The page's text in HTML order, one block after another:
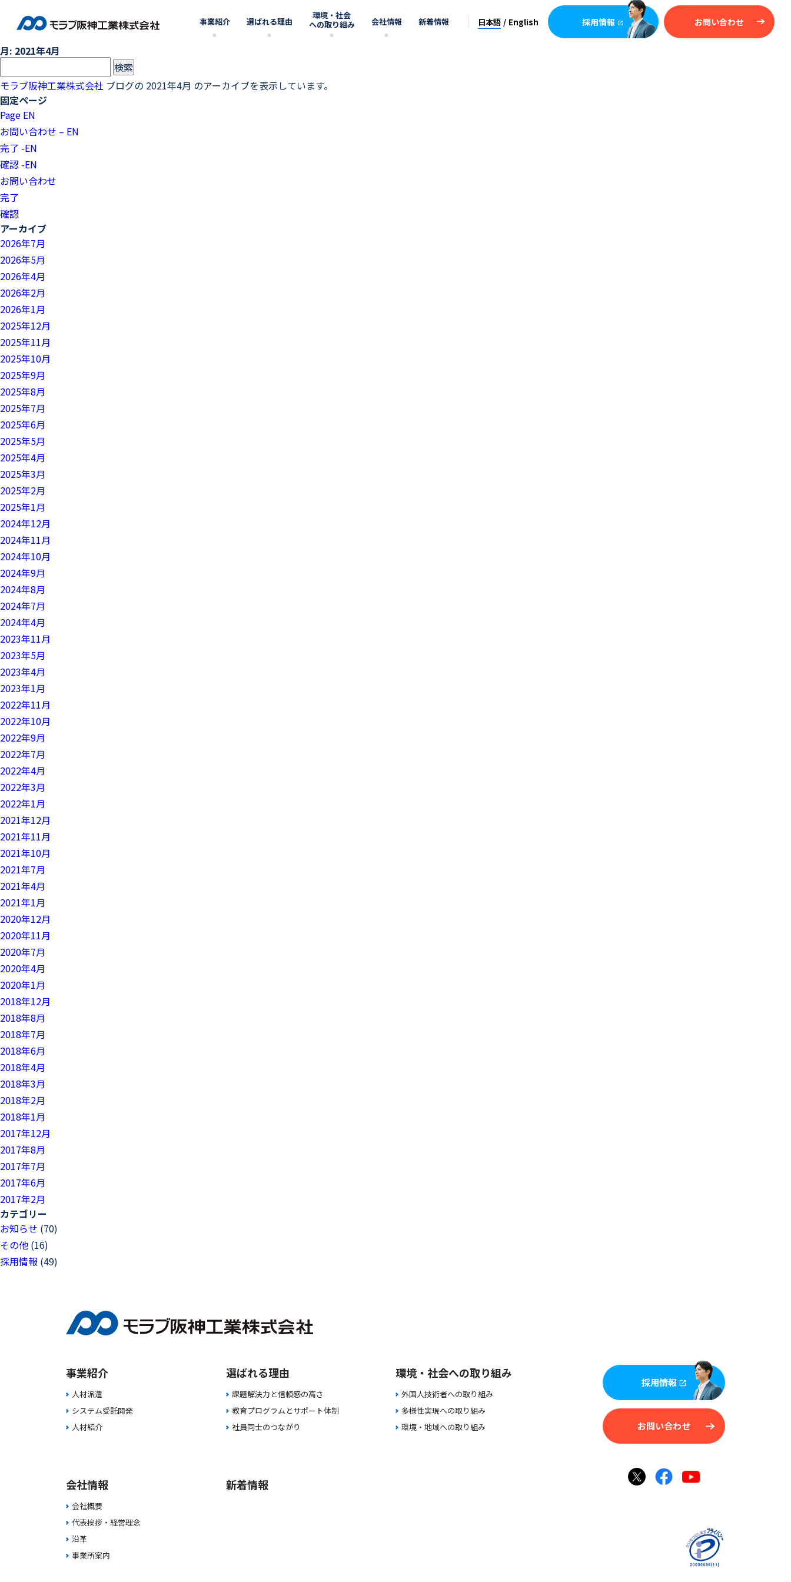
採用情報 お問い合わせ
事業紹介 選ばれる理由
環境・社会
への取り組み
会社情報 新着情報 日本語 English
月: 2021年4月
索:
モラブ阪神工業株式会社 ブログの 2021年4月 のアーカイブを表示しています。
固定ページ
Page EN
お問い合わせ – EN
完了 -EN
確認 -EN
お問い合わせ
完了
確認
アーカイブ
2026年7月
2026年5月
2026年4月
2026年2月
2026年1月
2025年12月
2025年11月
2025年10月
2025年9月
2025年8月
2025年7月
2025年6月
2025年5月
2025年4月
2025年3月
2025年2月
2025年1月
2024年12月
2024年11月
2024年10月
2024年9月
2024年8月
2024年7月
2024年4月
2023年11月
2023年5月
2023年4月
2023年1月
2022年11月
2022年10月
2022年9月
2022年7月
2022年4月
2022年3月
2022年1月
2021年12月
2021年11月
2021年10月
2021年7月
2021年4月
2021年1月
2020年12月
2020年11月
2020年7月
2020年4月
2020年1月
2018年12月
2018年8月
2018年7月
2018年6月
2018年4月
2018年3月
2018年2月
2018年1月
2017年12月
2017年8月
2017年7月
2017年6月
2017年2月
カテゴリー
お知らせ (70)
その他 (16)
採用情報 (49)
事業紹介
人材派遣
システム受託開発
人材紹介
選ばれる理由
課題解決力と信頼感の高さ
教育プログラムとサポート体制
社員同士のつながり
環境・社会への取り組み
外国人技術者への取り組み
多様性実現への取り組み
環境・地域への取り組み
会社情報
会社概要
代表挨拶・経営理念
沿革
事業所案内
新着情報
採用情報
お問い合わせ